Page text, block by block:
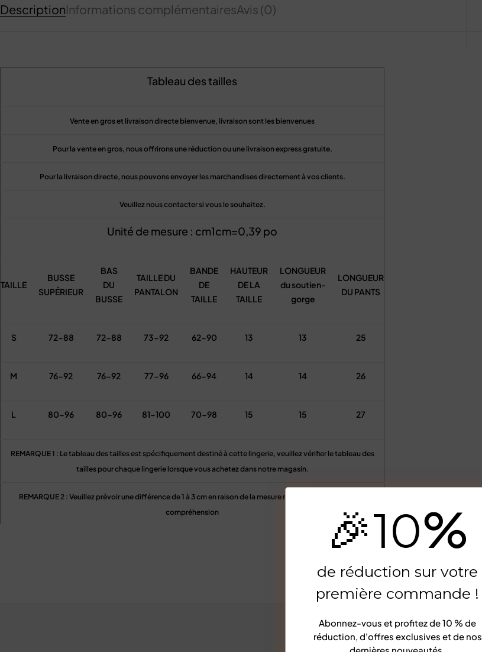
DescriptionInformations complémentairesAvis (0)
Tableau des tailles
Vente en gros et livraison directe bienvenue, livraison sont les bienvenues
Pour la vente en gros, nous offrirons une réduction ou une livraison express gratuite.
Pour la livraison directe, nous pouvons envoyer les marchandises directement à vos clients.
Veuillez nous contacter si vous le souhaitez.
Unité de mesure : cm1cm=0,39 po
TAILLE
BUSSE
SUPÉRIEUR
BAS
DU
BUSSE
TAILLE DU
PANTALON
BANDE
DE
TAILLE
HAUTEUR
DE LA
TAILLE
LONGUEUR
du soutien-
gorge
LONGUEUR
DU PANTS
S 72-88 72-88 73-92 62-90 13 13 25
M 76-92 76-92 77-96 66-94 14 14 26
L 80-96 80-96 81-100 70-98 15 15 27
REMARQUE 1 : Le tableau des tailles est spécifiquement destiné à cette lingerie, veuillez vérifier le tableau des
tailles pour chaque lingerie lorsque vous achetez dans notre magasin.
REMARQUE 2 : Veuillez prévoir une différence de 1 à 3 cm en raison de la mesure manuelle, merci de votre
compréhension
REMARQUE 3 : veuillez choisir la taille avec soin. Si vous n’êtes pas sûr de la taille, vous pouvez laisser vos
🎉10%
de réduction sur votre
première commande !
Abonnez-vous et profitez de10 % de
réduction, d'offres exclusives et de nos